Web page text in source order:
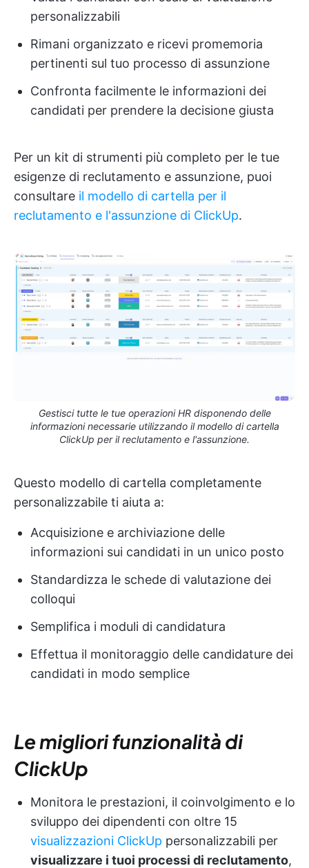
personalizzabili
Rimani organizzato e ricevi promemoria
pertinenti sul tuo processo di assunzione
Confronta facilmente le informazioni dei
candidati per prendere la decisione giusta
Per un kit di strumenti più completo per le tue
esigenze di reclutamento e assunzione, puoi
consultare il modello di cartella per il
reclutamento e l'assunzione di ClickUp.
Gestisci tutte le tue operazioni HR disponendo delle
informazioni necessarie utilizzando il modello di cartella
ClickUp per il reclutamento e l'assunzione.
Questo modello di cartella completamente
personalizzabile ti aiuta a:
Acquisizione e archiviazione delle
informazioni sui candidati in un unico posto
Standardizza le schede di valutazione dei
colloqui
Semplifica i moduli di candidatura
Effettua il monitoraggio delle candidature dei
candidati in modo semplice
Le migliori funzionalità di
ClickUp
Monitora le prestazioni, il coinvolgimento e lo
sviluppo dei dipendenti con oltre 15
visualizzazioni ClickUp personalizzabili per
visualizzare i tuoi processi di reclutamento,